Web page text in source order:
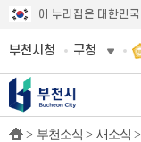
이 누리집은 대한민
부천시청 구청
> 부천소식 > 새소식 >